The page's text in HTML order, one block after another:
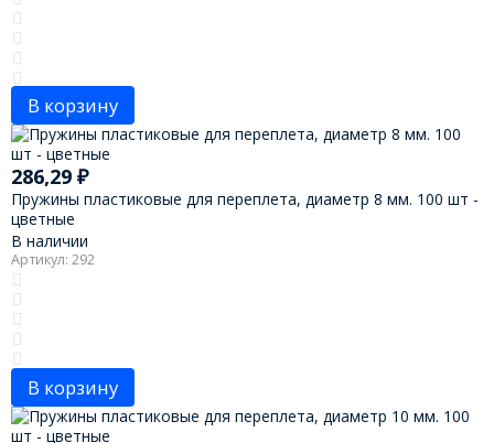
В корзину
286,29 ₽
Пружины пластиковые для переплета, диаметр 8 мм. 100 шт -
цветные
В наличии
Артикул: 292
В корзину